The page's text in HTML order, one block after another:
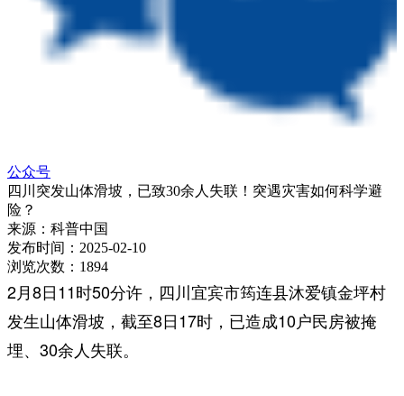
公众号
四川突发山体滑坡，已致30余人失联！突遇灾害如何科学避
险？
来源： 科普中国
发布时间： 2025-02-10
浏览次数： 1894
2月8日11时50分许，四川宜宾市筠连县沐爱镇金坪村
发生山体滑坡，截至8日17时，已造成10户民房被掩
埋、30余人失联。